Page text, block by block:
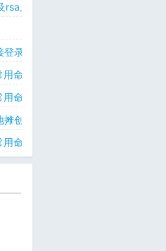
等文件正确权限规则
登录不上去 有pem私钥文件依然要
命令 - Linux中的网络管理命令（
命令 - Linux中的网络管理命令（
创业经验微信交流群
命令 - Linux 用户和用户组管理